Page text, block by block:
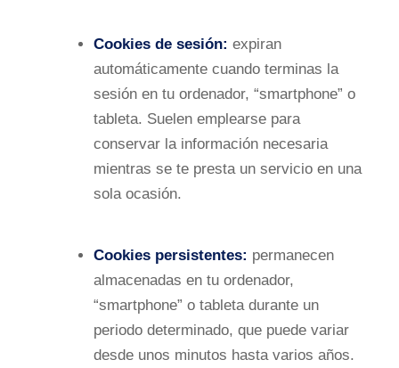
Cookies de sesión: expiran
automáticamente cuando terminas la
sesión en tu ordenador, “smartphone” o
tableta. Suelen emplearse para
conservar la información necesaria
mientras se te presta un servicio en una
sola ocasión.
Cookies persistentes: permanecen
almacenadas en tu ordenador,
“smartphone” o tableta durante un
periodo determinado, que puede variar
desde unos minutos hasta varios años.